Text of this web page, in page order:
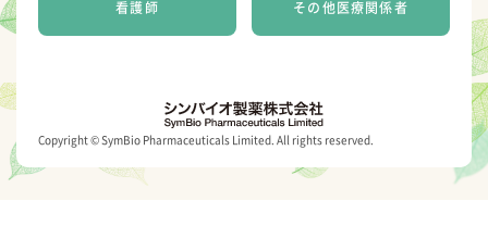
看護師 その他医療関係者
Copyright © SymBio Pharmaceuticals Limited. All rights reserved.